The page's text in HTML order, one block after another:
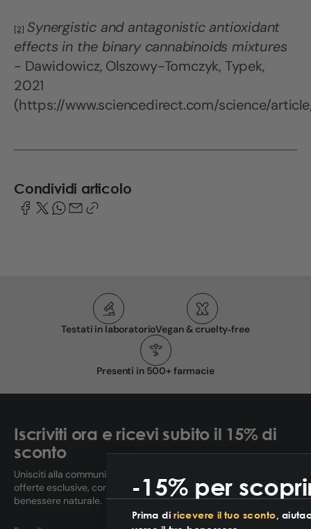
[2]
Synergistic and antagonistic antioxidant
effects in the binary cannabinoids mixtures
- Dawidowicz, Olszowy-Tomczyk, Typek,
2021
(https://www.sciencedirect.com/science/
Condividi articolo
Testati in laboratorioVegan & cruelty‑free
Presenti in 500+ farmacie
Iscriviti ora e ricevi subito il 15% di
sconto
Unisciti alla community Eusphera: scopri i benefici del CBD con
offerte esclusive, contenuti utili e novità dal mondo del
benessere naturale.
-15% per
Prima di ricevere il tuo sconto,